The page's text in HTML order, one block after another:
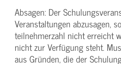
Absagen: Der
Veranstaltungen abzusagen,
teilnehmerzahl nicht erreicht
nicht zur Verfügung steht.
aus Gründen, die der